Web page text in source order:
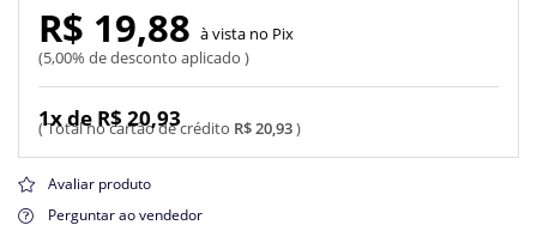
R$ 20,93
1x de R$ 20,93
R$ 19,88
5,00% de desconto aplicado
Pix
Avaliar produto
Perguntar ao vendedor